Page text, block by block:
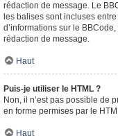
rédaction de message. Le
les balises sont incluses
d’informations sur le
rédaction de message.
Haut
Puis-je utiliser le HTML ?
Non, il n’est pas possible de
en forme permises par le
Haut